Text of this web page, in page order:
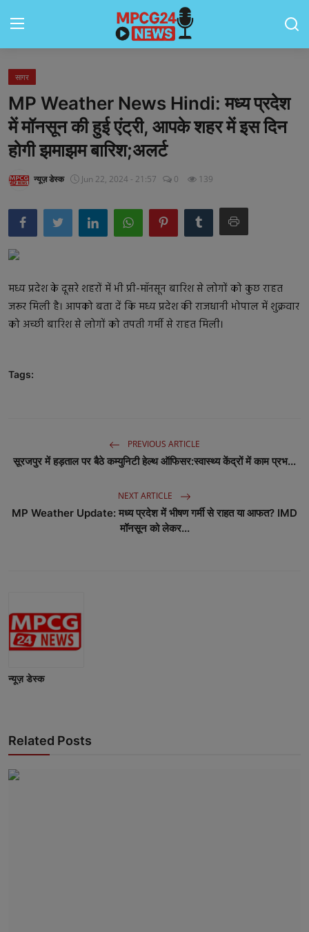
Contact
मध्यप्रदेश
जॉब्स
राष्ट्रीय
राशिफल
राज्य
कैरियर
बॉलीवुड
सागर
MP Weather News Hindi: ​​​​​​​मध्य प्रदेश
में मॉनसून की हुई एंट्री, आपके शहर में इस दिन
होगी झमाझम बारिश;अलर्ट
न्यूज़ डेस्क Jun 22, 2024 - 21:57 0 139
मध्य प्रदेश के दूसरे शहरों में भी प्री-मॉनसून बारिश से लोगों को कुछ राहत
जरूर मिली है। आपको बता दें कि मध्य प्रदेश की राजधानी भोपाल में शुक्रवार
को अच्छी बारिश से लोगों को तपती गर्मी से राहत मिली।
Tags:
PREVIOUS ARTICLE
सूरजपुर में हड़ताल पर बैठे कम्युनिटी हेल्थ ऑफिसर:स्वास्थ्य केंद्रों में काम प्रभ...
NEXT ARTICLE
MP Weather Update: मध्य प्रदेश में भीषण गर्मी से राहत या आफत? IMD
मॉनसून को लेकर...
न्यूज़ डेस्क
Related Posts